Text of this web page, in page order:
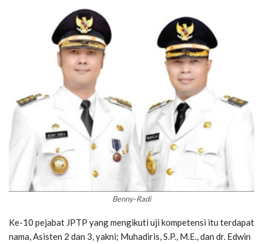
Benny-Radi
Ke-10 pejabat JPTP yang mengikuti uji kompetensi itu terdapat
nama, Asisten 2 dan 3, yakni; Muhadiris, S.P., M.E., dan dr. Edwin